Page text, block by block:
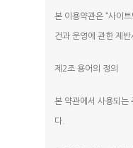
본 이용약관은 “사이
건과 운영에 관한 제
제2조 용어의 정의
본 약관에서 사용되는
다.